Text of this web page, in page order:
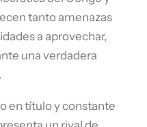
tanto amenazas
a aprovechar,
una verdadera
en título y constante